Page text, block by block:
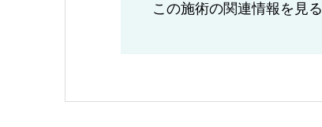
この施術の関連情報を見る